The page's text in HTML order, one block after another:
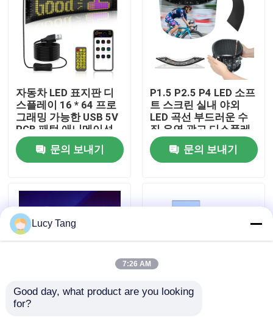
제품
비디오
VR 쇼
우리 에 관한 것
공장 투어
품질 관리
저희와 연락
자동차 LED 표지판 디
스플레이 16 * 64 프로
그래밍 가능한 USB 5V
RGB 패턴 애니메이션
텍스트 DIY 스크롤 패널
원격 제어 광고 LED 화
면
문의 보내기
P1.5 P2.5 P4 LED 소프
트 스크린 실내 야외
LED 곡선 부드러운 수
직 유연 광고 디스플레
이 스크린
문의 보내기
드론 마법 카펫 스크린
Lucy Tang
7:26 AM
Good day, what product are you looking
for?